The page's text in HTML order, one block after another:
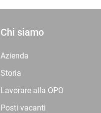
Chi siamo
Azienda
Storia
Lavorare alla OPO
Posti vacanti